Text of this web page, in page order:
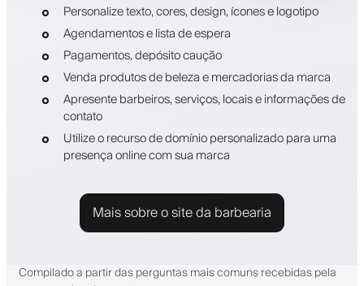
Personalize texto, cores, design, ícones e logotipo
Agendamentos e lista de espera
Pagamentos, depósito caução
Venda produtos de beleza e mercadorias da marca
Apresente barbeiros, serviços, locais e informações de
contato
Utilize o recurso de domínio personalizado para uma
presença online com sua marca
Mais sobre o site da barbearia
Compilado a partir das perguntas mais comuns recebidas pela